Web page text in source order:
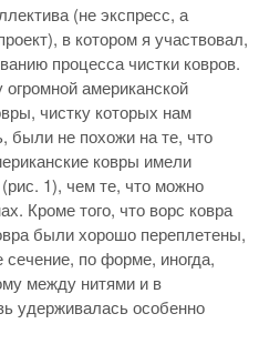
(не экспресс, а
в котором я участвовал,
процесса чистки ковров.
американской
чистку которых нам
были не похожи на те, что
ковры имели
1), чем те, что можно
Кроме того, что ворс ковра
были хорошо переплетены,
по форме, иногда,
между нитями и в
удерживалась особенно